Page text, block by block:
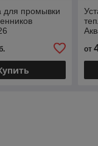
для промывки
от